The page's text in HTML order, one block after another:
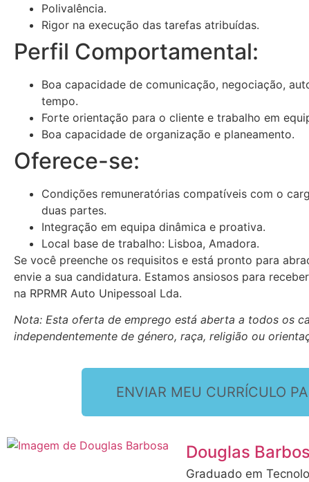
Polivalência.
Rigor na execução das tarefas atribuídas.
Perfil Comportamental:
Boa capacidade de comunicação, negociação,
tempo.
Forte orientação para o cliente e trabalho em
Boa capacidade de organização e planeamento.
Oferece-se:
Condições remuneratórias compatíveis com o
duas partes.
Integração em equipa dinâmica e proativa.
Local base de trabalho: Lisboa, Amadora.
Se você preenche os requisitos e está pronto para
envie a sua candidatura. Estamos ansiosos para
na RPRMR Auto Unipessoal Lda.
Nota: Esta oferta de emprego está aberta a todos os
independentemente de género, raça, religião ou
ENVIAR MEU CURRÍCULO
Douglas
Graduado em